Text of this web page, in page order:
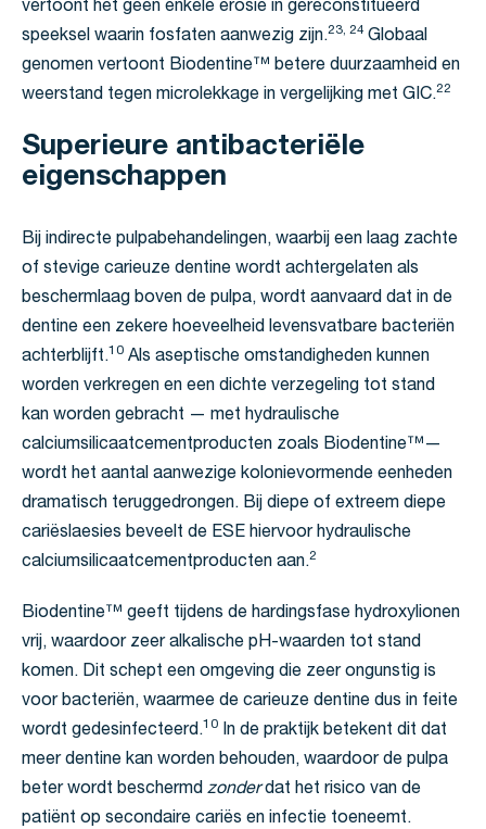
vertoont het geen enkele erosie in gereconstitueerd
speeksel waarin fosfaten aanwezig zijn.23, 24 Globaal
genomen vertoont Biodentine™ betere duurzaamheid en
weerstand tegen microlekkage in vergelijking met GIC.22
Superieure antibacteriële
eigenschappen
Bij indirecte pulpabehandelingen, waarbij een laag zachte
of stevige carieuze dentine wordt achtergelaten als
beschermlaag boven de pulpa, wordt aanvaard dat in de
dentine een zekere hoeveelheid levensvatbare bacteriën
achterblijft.10 Als aseptische omstandigheden kunnen
worden verkregen en een dichte verzegeling tot stand
kan worden gebracht — met hydraulische
calciumsilicaatcementproducten zoals Biodentine™—
wordt het aantal aanwezige kolonievormende eenheden
dramatisch teruggedrongen. Bij diepe of extreem diepe
cariëslaesies beveelt de ESE hiervoor hydraulische
calciumsilicaatcementproducten aan.2
Biodentine™ geeft tijdens de hardingsfase hydroxylionen
vrij, waardoor zeer alkalische pH-waarden tot stand
komen. Dit schept een omgeving die zeer ongunstig is
voor bacteriën, waarmee de carieuze dentine dus in feite
wordt gedesinfecteerd.10 In de praktijk betekent dit dat
meer dentine kan worden behouden, waardoor de pulpa
beter wordt beschermd zonderdat het risico van de
patiënt op secondaire cariës en infectie toeneemt.